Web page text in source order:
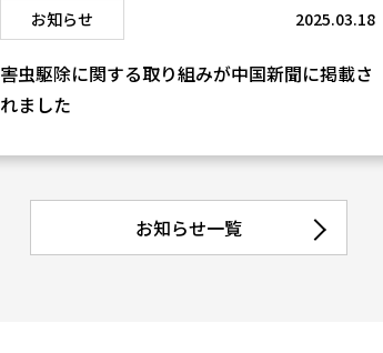
お知らせ 2025.03.18
害虫駆除に関する取り組みが中国新聞に掲載さ
れました
お知らせ一覧